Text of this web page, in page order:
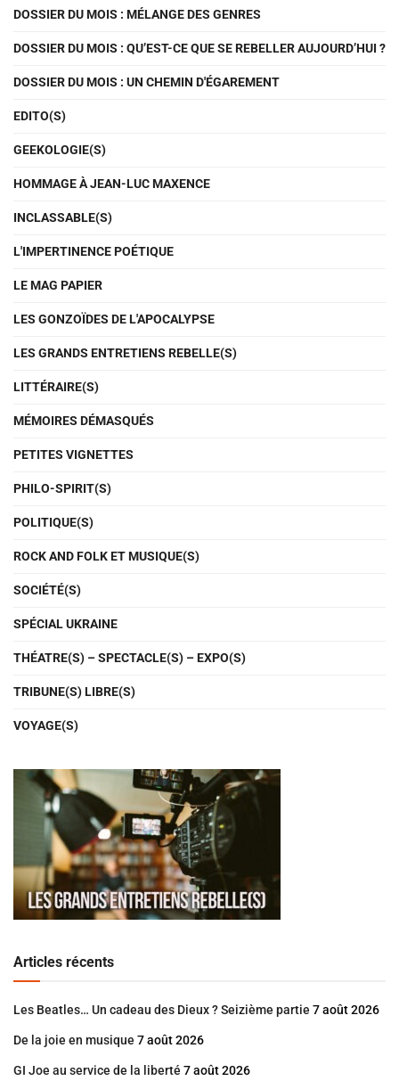
DOSSIER DU MOIS : MÉLANGE DES GENRES
DOSSIER DU MOIS : QU’EST-CE QUE SE REBELLER AUJOURD’HUI ?
DOSSIER DU MOIS : UN CHEMIN D'ÉGAREMENT
EDITO(S)
GEEKOLOGIE(S)
HOMMAGE À JEAN-LUC MAXENCE
INCLASSABLE(S)
L'IMPERTINENCE POÉTIQUE
LE MAG PAPIER
LES GONZOÏDES DE L'APOCALYPSE
LES GRANDS ENTRETIENS REBELLE(S)
LITTÉRAIRE(S)
MÉMOIRES DÉMASQUÉS
PETITES VIGNETTES
PHILO-SPIRIT(S)
POLITIQUE(S)
ROCK AND FOLK ET MUSIQUE(S)
SOCIÉTÉ(S)
SPÉCIAL UKRAINE
THÉATRE(S) – SPECTACLE(S) – EXPO(S)
TRIBUNE(S) LIBRE(S)
VOYAGE(S)
Articles récents
Les Beatles… Un cadeau des Dieux ? Seizième partie 7 août 2026
De la joie en musique 7 août 2026
GI Joe au service de la liberté 7 août 2026